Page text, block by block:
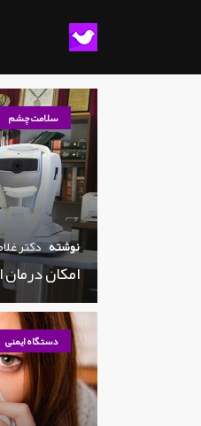
سلامت چشم
نوشته دکتر
امکان
دستگاه ایمنی